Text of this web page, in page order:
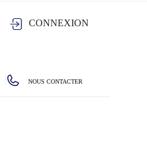
CONNEXION
NOUS CONTACTER